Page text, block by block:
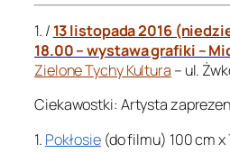
1. / 13 listopada 2016
18.00 – wystawa grafiki –
Zielone Tychy Kultura – ul.
Ciekawostki: Artysta
1. Pokłosie(do filmu) 100 cm x